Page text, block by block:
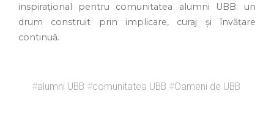
inspirațional pentru comunitatea alumni UBB: un
drum construit prin implicare, curaj și învățare
continuă.
#alumni UBB #comunitatea UBB #Oameni de UBB